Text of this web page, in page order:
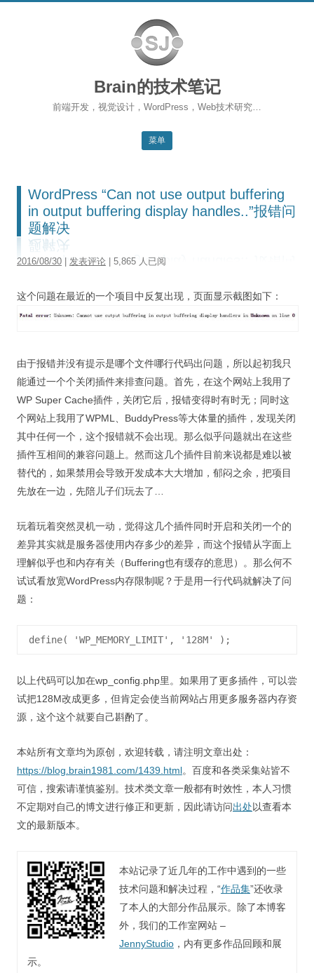
Brain的技术笔记
前端开发，视觉设计，WordPress，Web技术研究…
菜单
博客首页
前端开发
SEO
作品集
WordPress “Can not use output buffering
in output buffering display handles..”报错问
题解决
2016/08/30 发表评论 | 5,865 人已阅
这个问题在最近的一个项目中反复出现，页面显示截图如下：
由于报错并没有提示是哪个文件哪行代码出问题，所以起初我只
能通过一个个关闭插件来排查问题。首先，在这个网站上我用了
WP Super Cache插件，关闭它后，报错变得时有时无；同时这
个网站上我用了WPML、BuddyPress等大体量的插件，发现关闭
其中任何一个，这个报错就不会出现。那么似乎问题就出在这些
插件互相间的兼容问题上。然而这几个插件目前来说都是难以被
替代的，如果禁用会导致开发成本大大增加，郁闷之余，把项目
先放在一边，先陪儿子们玩去了…
玩着玩着突然灵机一动，觉得这几个插件同时开启和关闭一个的
差异其实就是服务器使用内存多少的差异，而这个报错从字面上
理解似乎也和内存有关（Buffering也有缓存的意思）。那么何不
试试看放宽WordPress内存限制呢？于是用一行代码就解决了问
题：
以上代码可以加在wp_config.php里。如果用了更多插件，可以尝
试把128M改成更多，但肯定会使当前网站占用更多服务器内存资
源，这个这个就要自己斟酌了。
本站所有文章均为原创，欢迎转载，请注明文章出处：
https://blog.brain1981.com/1439.html。百度和各类采集站皆不
可信，搜索请谨慎鉴别。技术类文章一般都有时效性，本人习惯
不定期对自己的博文进行修正和更新，因此请访问出处以查看本
文的最新版本。
本站记录了近几年的工作中遇到的一些
技术问题和解决过程，“作品集”还收录
了本人的大部分作品展示。除了本博客
外，我们的工作室网站 –
JennyStudio ，内有更多作品回顾和展
示。